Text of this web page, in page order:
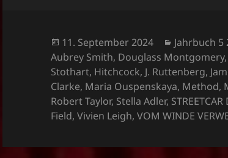
Veröffentlicht
am
11. September 2024 Kategorien
Jahrbuch 5
Aubrey Smith, Douglass Montgomery,
Stothart, Hitchcock, J. Ruttenberg,
Clarke, Maria Ouspenskaya, Method,
Robert Taylor, Stella Adler, STREETCAR
Field,Vivien Leigh,VOM WINDE